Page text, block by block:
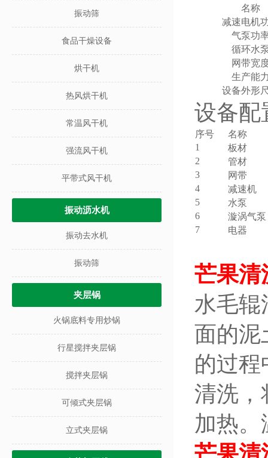
振动筛
食品干燥设备
烘干机
热风烘干机
常温风干机
强流风干机
平带式风干机
振动沥水机
振动去水机
振动筛
夹层锅
火锅底料专用炒锅
行星搅拌夹层锅
搅拌夹层锅
可倾式夹层锅
立式夹层锅
名称
减速电机
气泵功
循环水
网带宽
生产能
设备外形
设备配
序号
名称
1
板材
2
管材
3
网带
4
减速机
5
水泵
6
漩涡气泵
7
电器
芒果清
水毛辊
面的泥
的过程
清洗，
加热。